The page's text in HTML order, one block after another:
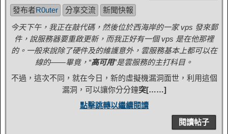
發布者R0uter 分享交流
新聞快報
今天下午，我正在敲代碼，然後位於西海岸的一家 vps 發來郵
件，說服務器要重啟更新，而我正好有一個 vps 是在他那裡
的。一般來說除了硬件及的維護意外，雲服務基本上都可以在
線的——畢竟，“高可用”是雲服務的主打科目。
不過，這次不同，就在今日，新的虛擬機漏洞面世，利用這個
漏洞，可以讓你分分鐘突[……]
點擊跳轉以繼續閱讀
閱讀帖子